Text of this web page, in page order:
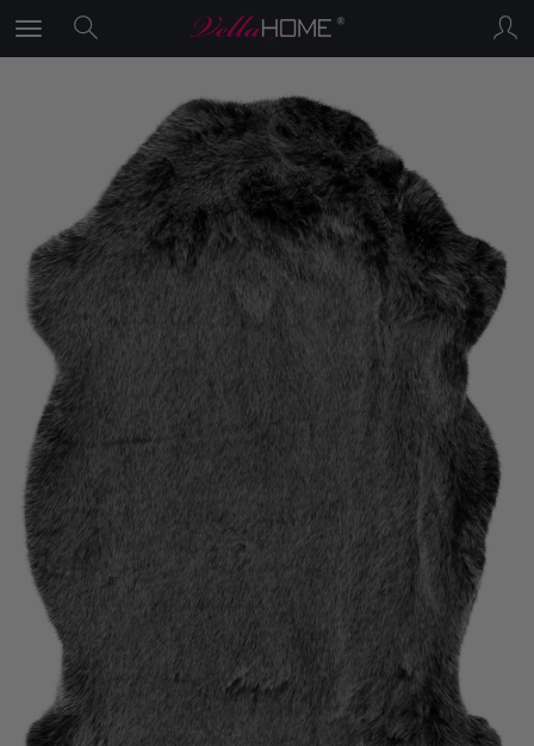
×
PROMOCJA Lato3
1.Rabat 10%na wszystkie produkty
po wpisaniu kodu "Lato3" w koszyku
Rabat 30%
dla produktów z
wyprzedaży - użyj kodu "EXTRA30"
w koszyku i obniż cenę
wyprzedażowych produktów o kolejne
30%!!!!
Dodatkowe 10%rabatu dla zamówień o
wartości powyżej 2000 zł - ten rabat
nalicza się automatycznie
Przesyłka gratis od 200 zł!